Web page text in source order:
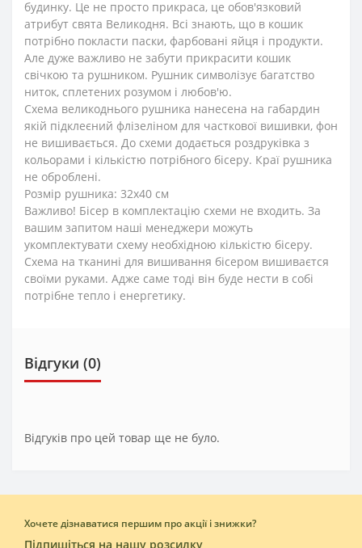
будинку. Це не просто прикраса, це обов'язковий
атрибут свята Великодня. Всі знають, що в кошик
потрібно покласти паски, фарбовані яйця і продукти.
Але дуже важливо не забути прикрасити кошик
свічкою та рушником. Рушник символізує багатство
ниток, сплетених розумом і любов'ю.
Схема великоднього рушника нанесена на габардин
якій підклеєний флізеліном для часткової вишивки, фон
не вишивається. До схеми додається роздруківка з
кольорами і кількістю потрібного бісеру. Краї рушника
не оброблені.
Розмір рушника: 32х40 см
Важливо! Бісер в комплектацію схеми не входить. За
вашим запитом наші менеджери можуть
укомплектувати схему необхідною кількістю бісеру.
Схема на тканині для вишивання бісером вишиваєтся
своїми руками. Адже саме тоді він буде нести в собі
потрібне тепло і енергетику.
Відгуки (0)
Відгуків про цей товар ще не було.
Хочете дізнаватися першим про акції і знижки?
Підпишіться на нашу розсилку